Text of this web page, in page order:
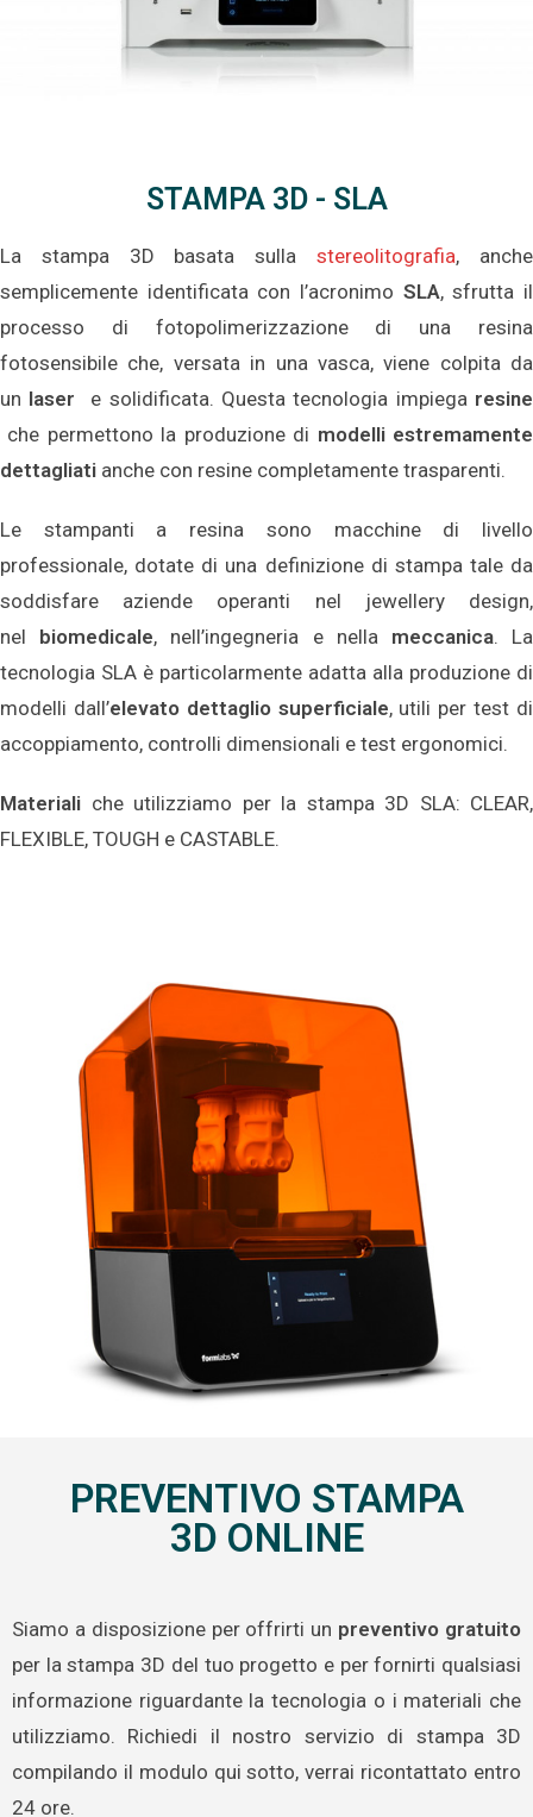
STAMPA 3D - SLA
La stampa 3D basata sullastereolitografia, anche
semplicemente identificata con l’acronimo SLA, sfrutta il
processo di fotopolimerizzazione di una resina
fotosensibile che, versata in una vasca, viene colpita da
un laser e solidificata. Questa tecnologia impiega resine
che permettono la produzione di modelli estremamente
dettagliati anche con resine completamente trasparenti.
Le stampanti a resina sono macchine di livello
professionale, dotate di una definizione di stampa tale da
soddisfare aziende operanti nel jewellery design,
nel biomedicale, nell’ingegneria e nella meccanica. La
tecnologia SLA è particolarmente adatta alla produzione di
modelli dall’elevato dettaglio superficiale, utili per test di
accoppiamento, controlli dimensionali e test ergonomici.
Materiali che utilizziamo per la stampa 3D SLA: CLEAR,
FLEXIBLE, TOUGH e CASTABLE.
PREVENTIVO STAMPA
3D ONLINE
Siamo a disposizione per offrirti un preventivo gratuito
per la stampa 3D del tuo progetto e per fornirti qualsiasi
informazione riguardante la tecnologia o i materiali che
utilizziamo. Richiedi il nostro servizio di stampa 3D
compilando il modulo qui sotto, verrai ricontattato entro
24 ore.